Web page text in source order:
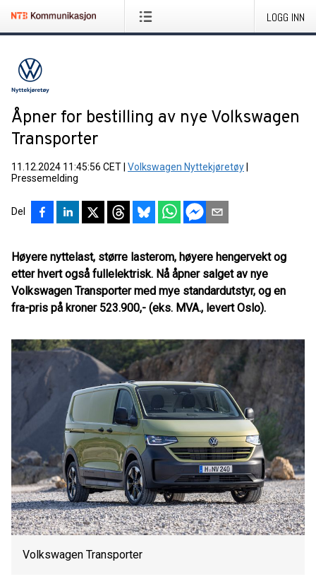
LOGG INN
Åpner for bestilling av nye Volkswagen
Transporter
11.12.2024 11:45:56 CET Volkswagen Nyttekjøretøy
Pressemelding
Del
Høyere nyttelast, større lasterom, høyere hengervekt og
etter hvert også fullelektrisk. Nå åpner salget av nye
Volkswagen Transporter med mye standardutstyr, og en
fra-pris på kroner 523.900,- (eks. MVA., levert Oslo).
Volkswagen Transporter